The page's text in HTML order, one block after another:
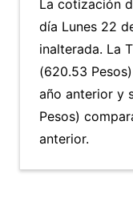
La cotización
día Lunes 22
inalterada. La
(620.53
año anterior y
Pesos)
anterior.